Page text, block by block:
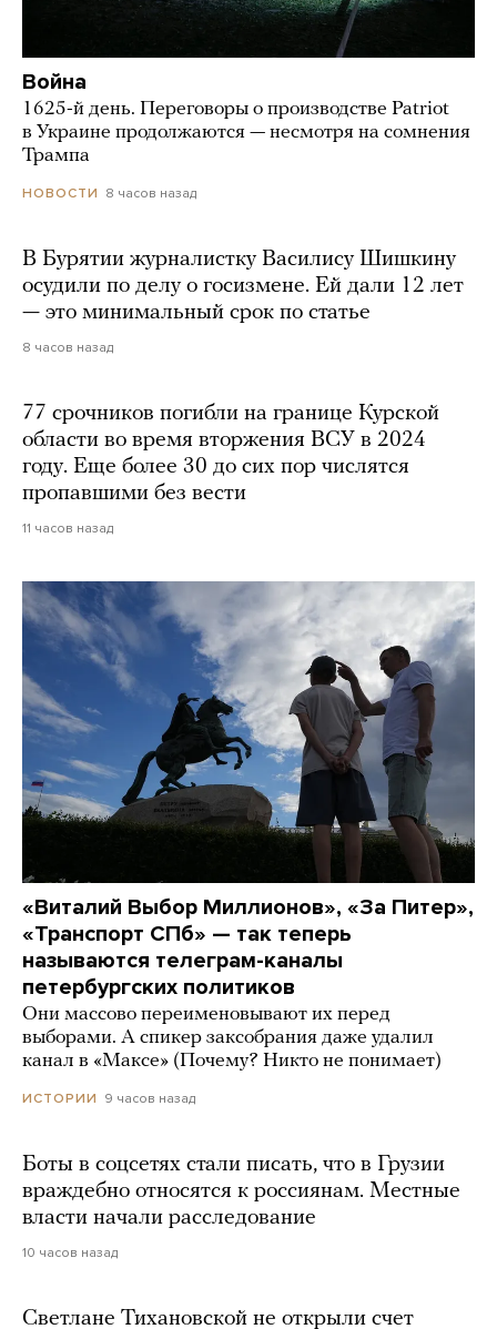
Война
1625-й день. Переговоры о производстве Patriot
в Украине продолжаются — несмотря на сомнения
Трампа
НОВОСТИ 8 часов назад
В Бурятии журналистку Василису Шишкину
осудили по делу о госизмене. Ей дали 12 лет
— это минимальный срок по статье
8 часов назад
77 срочников погибли на границе Курской
области во время вторжения ВСУ в 2024
году. Еще более 30 до сих пор числятся
пропавшими без вести
11 часов назад
«Виталий Выбор Миллионов», «За Питер»,
«Транспорт СПб» — так теперь
называются телеграм-каналы
петербургских политиков
Они массово переименовывают их перед
выборами. А спикер заксобрания даже удалил
канал в «Максе» (Почему? Никто не понимает)
ИСТОРИИ 9 часов назад
Боты в соцсетях стали писать, что в Грузии
враждебно относятся к россиянам. Местные
власти начали расследование
10 часов назад
Светлане Тихановской не открыли счет